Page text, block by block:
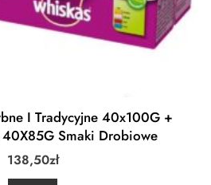
I Tradycyjne 40x100G +
Smaki Drobiowe
138,50zł